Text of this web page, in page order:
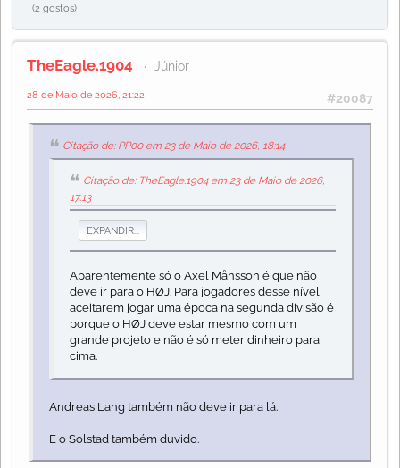
(2 gostos)
TheEagle.1904 Júnior
#20087
28 de Maio de 2026, 21:22
Citação de: PP00 em 23 de Maio de 2026, 18:14
Citação de: TheEagle.1904 em 23 de Maio de 2026,
17:13
EXPANDIR...
Aparentemente só o Axel Månsson é que não
deve ir para o HØJ. Para jogadores desse nível
aceitarem jogar uma época na segunda divisão é
porque o HØJ deve estar mesmo com um
grande projeto e não é só meter dinheiro para
cima.
Andreas Lang também não deve ir para lá.
E o Solstad também duvido.